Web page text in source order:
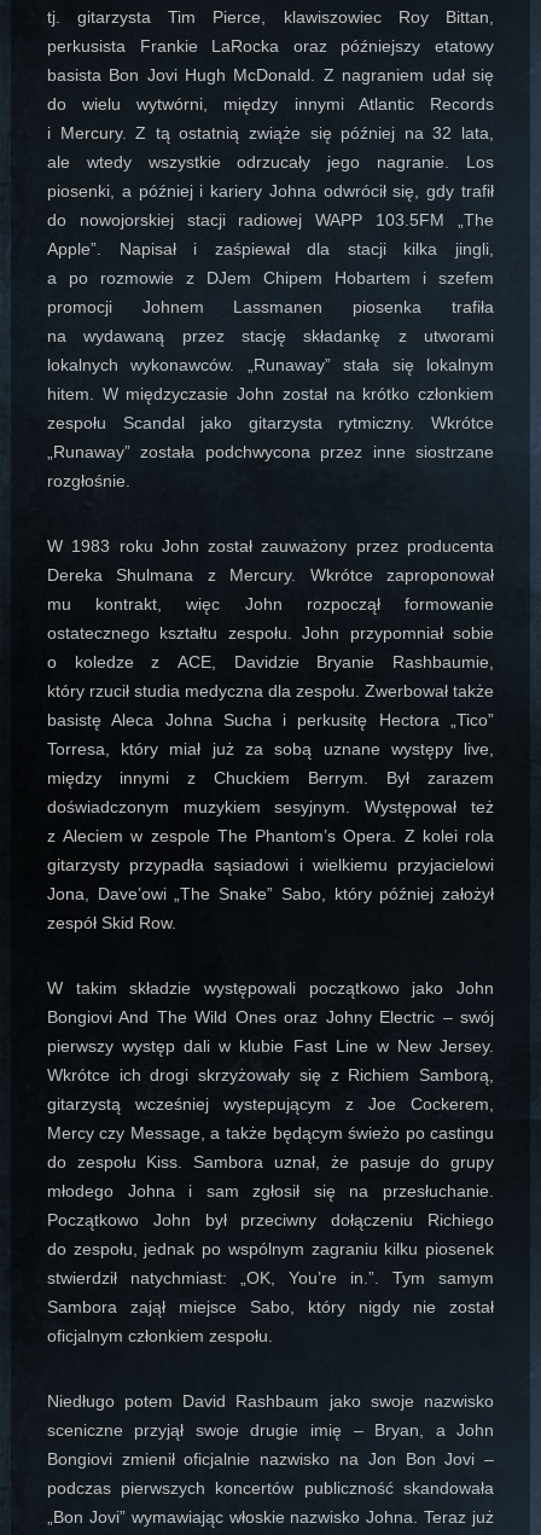
tj. gitarzysta Tim Pierce, klawiszowiec Roy Bittan,
perkusista Frankie LaRocka oraz późniejszy etatowy
basista Bon Jovi Hugh McDonald. Z nagraniem udał się
do wielu wytwórni, między innymi Atlantic Records
i Mercury. Z tą ostatnią zwiąże się później na 32 lata,
ale wtedy wszystkie odrzucały jego nagranie. Los
piosenki, a później i kariery Johna odwrócił się, gdy trafił
do nowojorskiej stacji radiowej WAPP 103.5FM „The
Apple”. Napisał i zaśpiewał dla stacji kilka jingli,
a po rozmowie z DJem Chipem Hobartem i szefem
promocji Johnem Lassmanen piosenka trafiła
na wydawaną przez stację składankę z utworami
lokalnych wykonawców. „Runaway” stała się lokalnym
hitem. W międzyczasie John został na krótko członkiem
zespołu Scandal jako gitarzysta rytmiczny. Wkrótce
„Runaway” została podchwycona przez inne siostrzane
rozgłośnie.
W 1983 roku John został zauważony przez producenta
Dereka Shulmana z Mercury. Wkrótce zaproponował
mu kontrakt, więc John rozpoczął formowanie
ostatecznego kształtu zespołu. John przypomniał sobie
o koledze z ACE, Davidzie Bryanie Rashbaumie,
który rzucił studia medyczna dla zespołu. Zwerbował także
basistę Aleca Johna Sucha i perkusitę Hectora „Tico”
Torresa, który miał już za sobą uznane występy live,
między innymi z Chuckiem Berrym. Był zarazem
doświadczonym muzykiem sesyjnym. Występował też
z Aleciem w zespole The Phantom’s Opera. Z kolei rola
gitarzysty przypadła sąsiadowi i wielkiemu przyjacielowi
Jona, Dave’owi „The Snake” Sabo, który później założył
zespół Skid Row.
W takim składzie występowali początkowo jako John
Bongiovi And The Wild Ones oraz Johny Electric – swój
pierwszy występ dali w klubie Fast Line w New Jersey.
Wkrótce ich drogi skrzyżowały się z Richiem Samborą,
gitarzystą wcześniej wystepującym z Joe Cockerem,
Mercy czy Message, a także będącym świeżo po castingu
do zespołu Kiss. Sambora uznał, że pasuje do grupy
młodego Johna i sam zgłosił się na przesłuchanie.
Początkowo John był przeciwny dołączeniu Richiego
do zespołu, jednak po wspólnym zagraniu kilku piosenek
stwierdził natychmiast: „OK, You’re in.”. Tym samym
Sambora zajął miejsce Sabo, który nigdy nie został
oficjalnym członkiem zespołu.
Niedługo potem David Rashbaum jako swoje nazwisko
sceniczne przyjął swoje drugie imię – Bryan, a John
Bongiovi zmienił oficjalnie nazwisko na Jon Bon Jovi –
podczas pierwszych koncertów publiczność skandowała
„Bon Jovi” wymawiając włoskie nazwisko Johna. Teraz już